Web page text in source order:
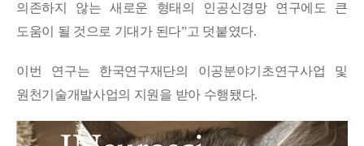
의존하지 않는 새로운 형태의 인공신경망 연구에도 큰
도움이 될 것으로 기대가 된다ˮ고 덧붙였다.
이번 연구는 한국연구재단의 이공분야기초연구사업 및
원천기술개발사업의 지원을 받아 수행됐다.